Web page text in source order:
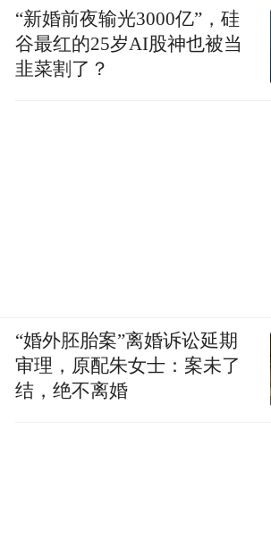
“新婚前夜输光3000亿”，硅
谷最红的25岁AI股神也被当
韭菜割了？
“婚外胚胎案”离婚诉讼延期
审理，原配朱女士：案未了
结，绝不离婚